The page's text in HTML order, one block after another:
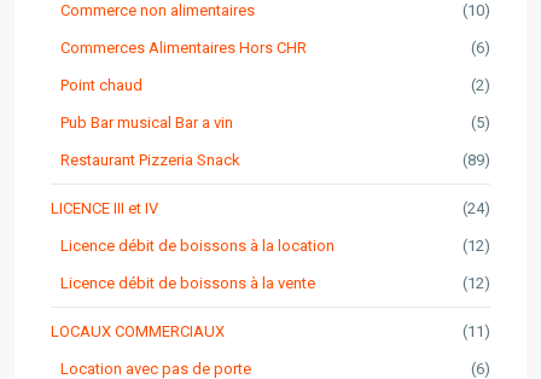
Commerce non alimentaires (10)
Commerces Alimentaires Hors CHR (6)
Point chaud (2)
Pub Bar musical Bar a vin (5)
Restaurant Pizzeria Snack (89)
LICENCE III et IV (24)
Licence débit de boissons à la location (12)
Licence débit de boissons à la vente (12)
LOCAUX COMMERCIAUX (11)
Location avec pas de porte (6)